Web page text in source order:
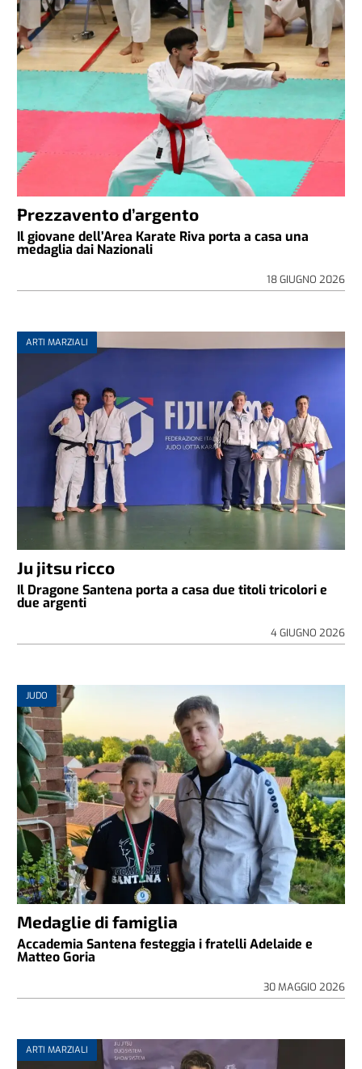
Prezzavento d’argento
Il giovane dell’Area Karate Riva porta a casa una
medaglia dai Nazionali
18 GIUGNO 2026
ARTI MARZIALI
Ju jitsu ricco
Il Dragone Santena porta a casa due titoli tricolori e
due argenti
4 GIUGNO 2026
JUDO
Medaglie di famiglia
Accademia Santena festeggia i fratelli Adelaide e
Matteo Goria
30 MAGGIO 2026
ARTI MARZIALI